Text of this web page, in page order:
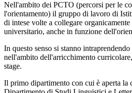
Nell'ambito dei PCTO (percorsi per le
l'orientamento) il gruppo di lavoro di
di intese volte a collegare
universitario, anche in funzione
In questo senso si stanno
nell'ambito dell'arricchimento
stage.
Il primo dipartimento con cui è aperta la